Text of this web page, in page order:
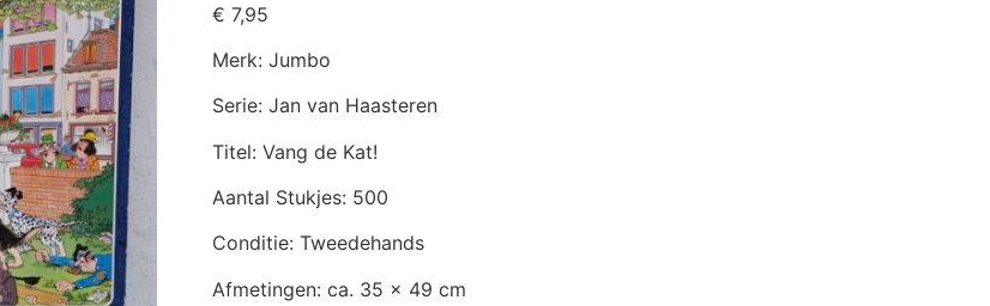
€ 7,95
Merk: Jumbo
Serie: Jan van Haasteren
Titel: Vang de Kat!
Aantal Stukjes: 500
Conditie: Tweedehands
Afmetingen: ca. 35 x 49 cm